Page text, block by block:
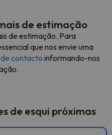
de estimação
de estimação. Para
que nos envie uma
contactoinformando-nos
de esqui próximas